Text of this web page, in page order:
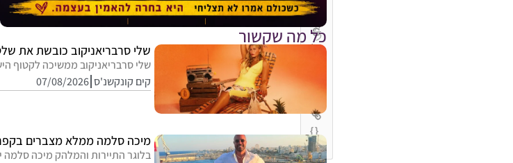
{}
[+]
כל מה שקשור
שלי סרבריאניקוב כובשת את
שלי סרבריאניקוב ממשיכה לקטוף
קים קונקשנ'ס 07/08/2026
מיכה סלמה ממלא מצברים
בלוגר התיירות והמלהק מיכה